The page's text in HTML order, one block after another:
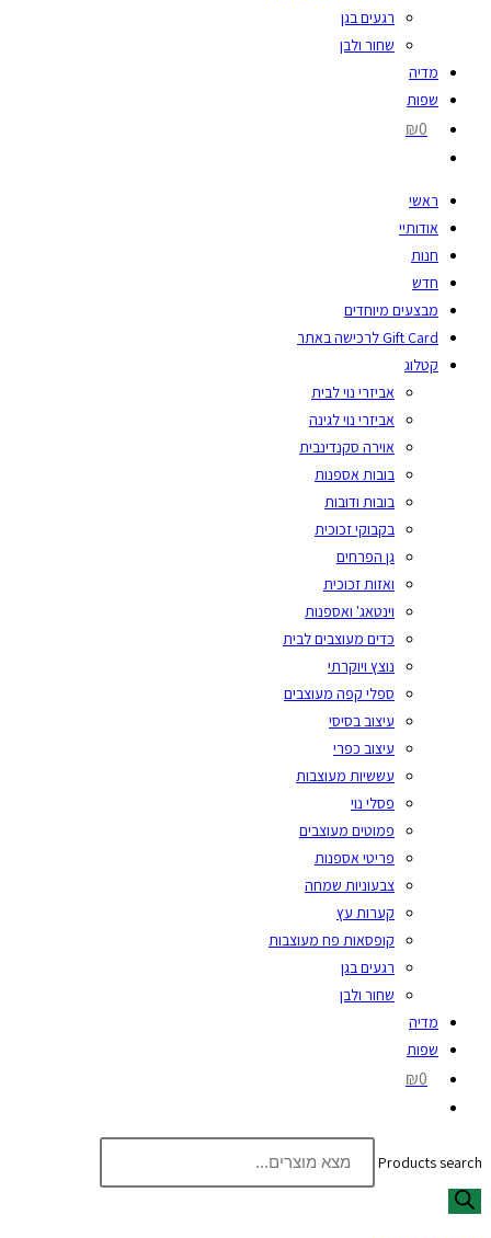
רגעים בגן
שחור ולבן
מדיה
שפות
₪0
ראשי
אודותיי
חנות
חדש
מבצעים מיוחדים
Gift Card לרכישה באתר
קטלוג
אביזרי נוי לבית
אביזרי נוי לגינה
אוירה סקנדינבית
בובות אספנות
בובות ודובות
בקבוקי זכוכית
גן הפרחים
ואזות זכוכית
וינטאג' ואספנות
כדים מעוצבים לבית
נוצץ ויוקרתי
ספלי קפה מעוצבים
עיצוב בסיסי
עיצוב כפרי
עששיות מעוצבות
פסלי נוי
פמוטים מעוצבים
פריטי אספנות
צבעוניות שמחה
קערות עץ
קופסאות פח מעוצבות
רגעים בגן
שחור ולבן
מדיה
שפות
₪0
Products search